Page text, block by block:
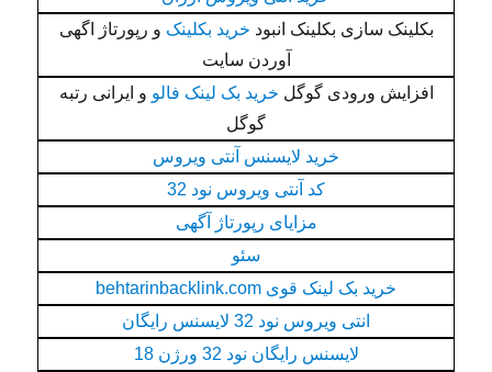
بکلینک سازی بکلینک انبود خرید بکلینک و رپورتاژ اگهی
آوردن سایت
افزایش ورودی گوگل خرید بک لینک فالو و ایرانی رتبه
گوگل
خرید لایسنس آنتی ویروس
کد آنتی ویروس نود 32
مزایای رپورتاژ آگهی
سئو
خرید بک لینک قوی behtarinbacklink.com
انتی ویروس نود 32 لایسنس رایگان
لایسنس رایگان نود 32 ورژن 18